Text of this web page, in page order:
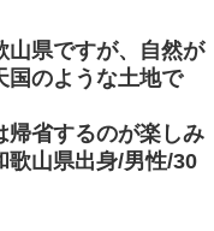
山県ですが、自然が
国のような土地で
帰省するのが楽しみ
歌山県出身/男性/30